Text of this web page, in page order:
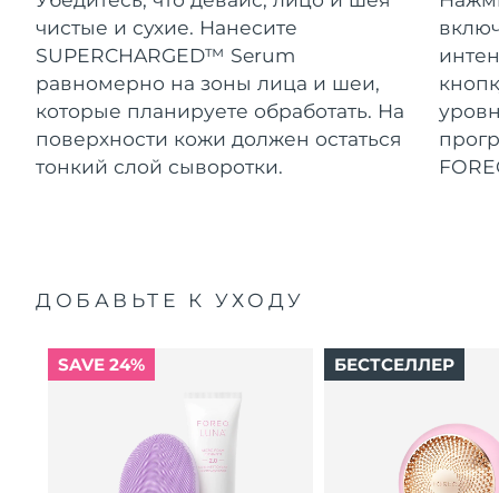
чистые и сухие. Нанесите
SUPERCHARGED™ Serum
равномерно на зоны лица и шеи,
которые планируете обработать. На
поверхности кожи должен остаться
тонкий слой сыворотки.
ДОБАВЬТЕ К УХОДУ
SAVE 24% БЕСТСЕЛЛЕР